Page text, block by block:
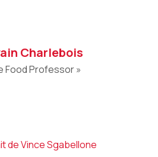
Charlebois
Food Professor »